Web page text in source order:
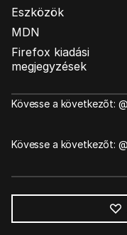
Eszközök
MDN
Firefox kiadási
megjegyzések
Kövesse a következőt:
Kövesse a következőt: